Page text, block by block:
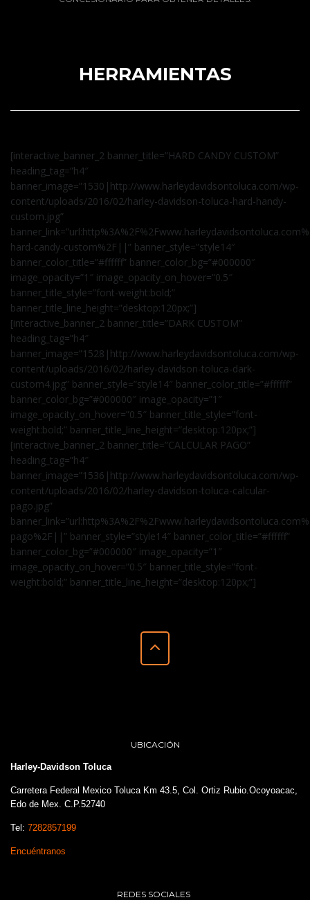
HERRAMIENTAS
[interactive_banner_2 banner_title=”HARD CANDY CUSTOM”
heading_tag=”h4″
banner_image=”1530|http://www.harleydavidsontoluca.com/wp-
content/uploads/2016/02/harley-davidson-toluca-hard-handy-
custom.jpg”
hard-candy-custom%2F||” banner_style=”style14″
banner_color_title=”#ffffff” banner_color_bg=”#000000″
image_opacity=”1″ image_opacity_on_hover=”0.5″
banner_title_style=”font-weight:bold;”
banner_title_line_height=”desktop:120px;”]
[interactive_banner_2 banner_title=”DARK CUSTOM”
heading_tag=”h4″
banner_image=”1528|http://www.harleydavidsontoluca.com/wp-
content/uploads/2016/02/harley-davidson-toluca-dark-
custom4.jpg” banner_style=”style14″ banner_color_title=”#ffffff”
banner_color_bg=”#000000″ image_opacity=”1″
image_opacity_on_hover=”0.5″ banner_title_style=”font-
weight:bold;” banner_title_line_height=”desktop:120px;”]
[interactive_banner_2 banner_title=”CALCULAR PAGO”
heading_tag=”h4″
banner_image=”1536|http://www.harleydavidsontoluca.com/wp-
content/uploads/2016/02/harley-davidson-toluca-calcular-
pago.jpg”
pago%2F||” banner_style=”style14″ banner_color_title=”#ffffff”
banner_color_bg=”#000000″ image_opacity=”1″
image_opacity_on_hover=”0.5″ banner_title_style=”font-
weight:bold;” banner_title_line_height=”desktop:120px;”]
UBICACIÓN
Harley-Davidson Toluca
Carretera Federal Mexico Toluca Km 43.5, Col. Ortiz Rubio.Ocoyoacac,
Edo de Mex. C.P.52740
Tel: 7282857199
Encuéntranos
REDES SOCIALES